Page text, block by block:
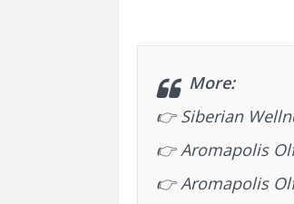
More:
👉 Siberian
👉Aromapolis
👉Aromapolis